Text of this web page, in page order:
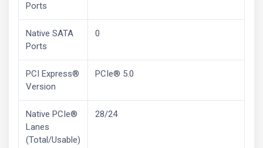
Ports
Native SATA
Ports
0
PCI Express®
Version
PCIe® 5.0
Native PCIe®
Lanes
(Total/Usable)
28/24